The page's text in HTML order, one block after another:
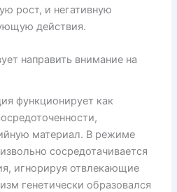
рост, и негативную
действия.
направить внимание на
функционирует как
материал. В режиме
сосредотачивается
игнорируя отвлекающие
генетически образовался